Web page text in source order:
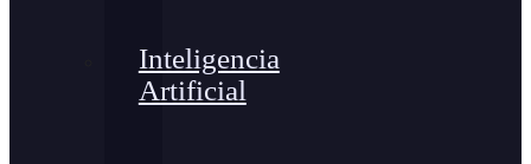
Inteligencia
Artificial